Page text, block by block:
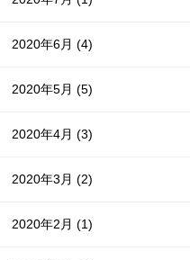
2020年6月(4)
2020年5月(5)
2020年4月(3)
2020年3月(2)
2020年2月(1)